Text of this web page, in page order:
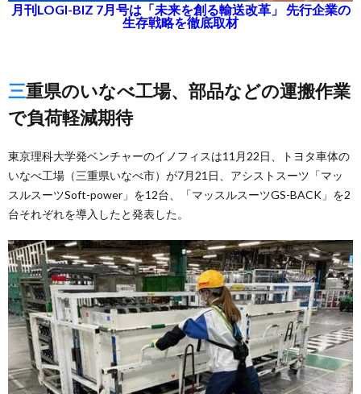
月刊LOGI-BIZ 7月号は「未来を創る輸送改革」 先行企業の
生存戦略を徹底取材
三重県のいなべ工場、部品などの運搬作業
で負荷軽減期待
東京理科大学発ベンチャーのイノフィスは11月22日、トヨタ車体の
いなべ工場（三重県いなべ市）が7月21日、アシストスーツ「マッ
スルスーツSoft-power」を12台、「マッスルスーツGS-BACK」を2
台それぞれを導入したと発表した。